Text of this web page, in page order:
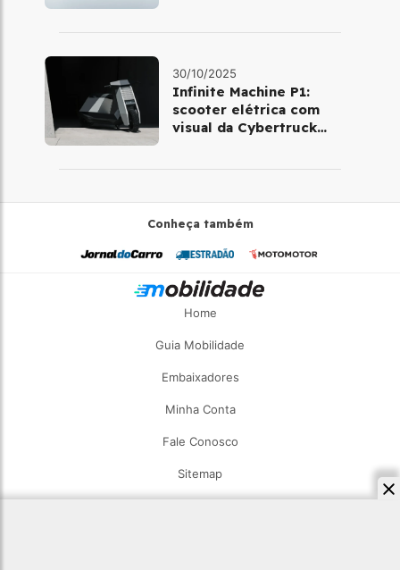
30/10/2025
Infinite Machine P1:
scooter elétrica com
visual da Cybertruck
Conheça também
Home
Guia Mobilidade
Embaixadores
Minha Conta
Fale Conosco
Sitemap